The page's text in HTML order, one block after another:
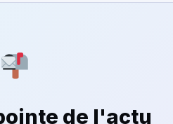
de l'actu